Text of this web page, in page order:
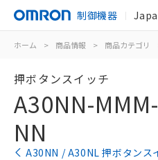
制御機器
ホーム > 商品情報 > 商品カテゴリ
押ボタンスイッチ
A30NN-
NN
A30NN / A30NL 押ボタンス